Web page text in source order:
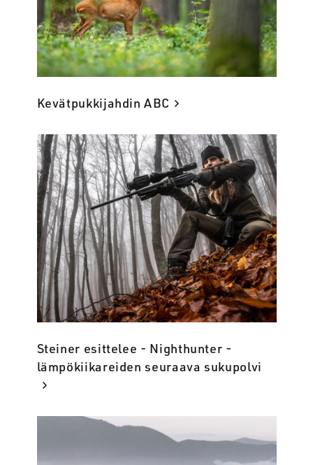
Kevätpukkijahdin ABC
Steiner esittelee - Nighthunter -
lämpökiikareiden seuraava sukupolvi